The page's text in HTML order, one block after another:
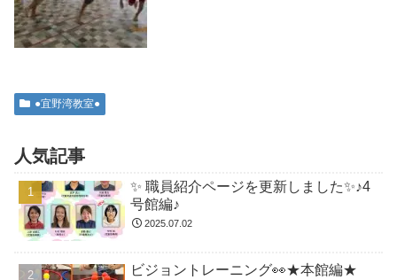
●宜野湾教室●
人気記事
✨ 職員紹介ページを更新しました✨♪4
号館編♪
2025.07.02
ビジョントレーニング👀★本館編★